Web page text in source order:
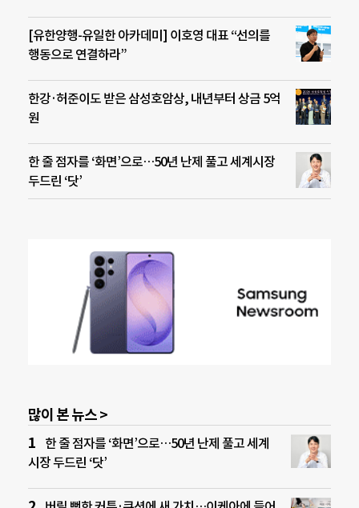
[유한양행-유일한 아카데미] 이호영 대표 “선의를
행동으로 연결하라”
한강·허준이도 받은 삼성호암상, 내년부터 상금 5억
원
한 줄 점자를 ‘화면’으로…50년 난제 풀고 세계시장
두드린 ‘닷’
많이 본 뉴스 >
한 줄 점자를 ‘화면’으로…50년 난제 풀고 세계
시장 두드린 ‘닷’